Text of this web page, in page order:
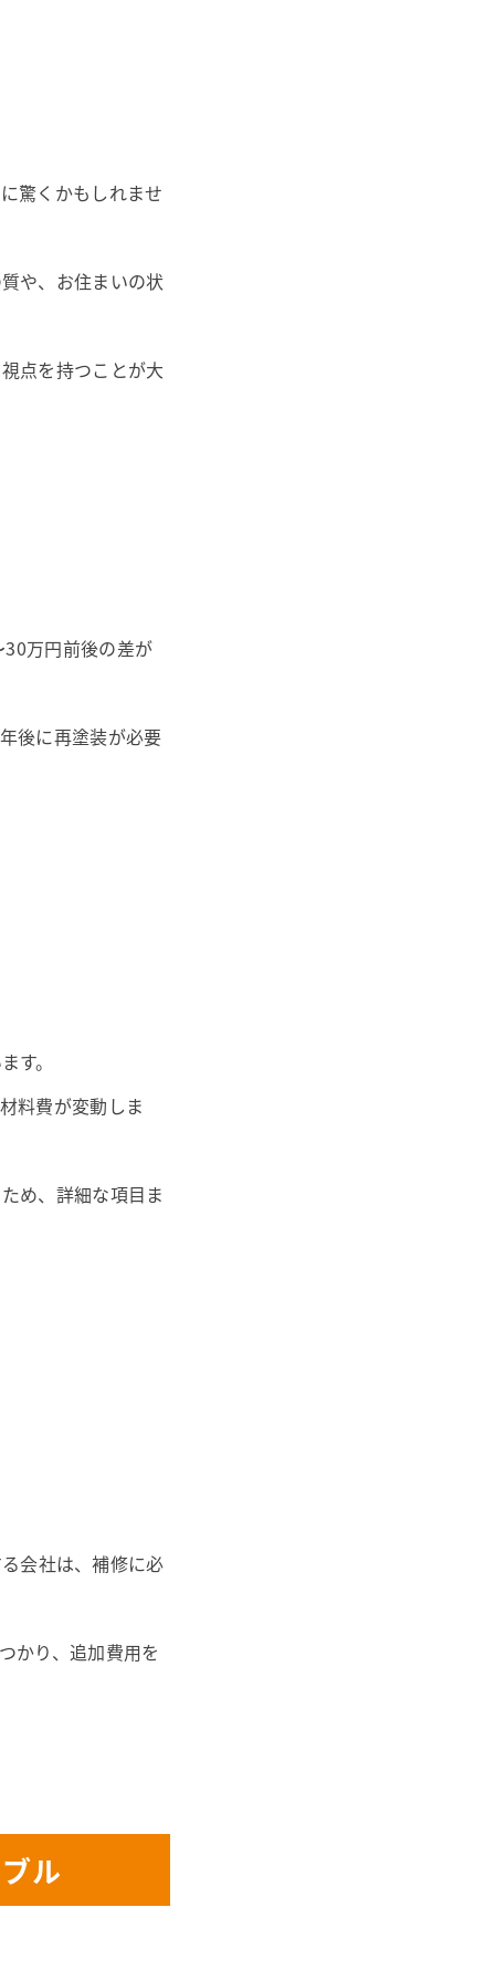
驚くかもしれませ
や、お住まいの状
点を持つことが大
万円前後の差が
後に再塗装が必要
す。
料費が変動しま
め、詳細な項目ま
会社は、補修に必
かり、追加費用を
ル